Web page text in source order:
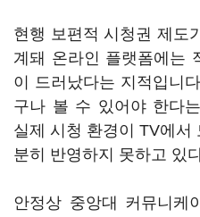
현행 보편적 시청권 제도
계돼 온라인 플랫폼에는
이 드러났다는 지적입니
구나 볼 수 있어야 한다
실제 시청 환경이 TV에서
분히 반영하지 못하고 있
안정상 중앙대 커뮤니케